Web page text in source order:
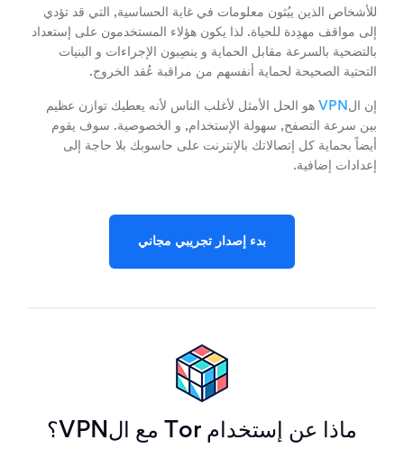
للأشخاص الذين يبُثون معلومات في غاية الحساسية, التي قد تؤدي
إلى مواقف مهدِدة للحياة. لذا يكون هؤلاء المستخدمون على إستعداد
بالتضحية بالسرعة مقابل الحماية و ينصِبون الإجراءات و البنيات
التحتية الصحيحة لحماية أنفسهم من مراقبة عُقد الخروج.
إن ال VPN هو الحل الأمثل لأغلب الناس لأنه يعطيك توازن عظيم
بين سرعة التصفح, سهولة الإستخدام, و الخصوصية. سوف يقوم
أيضاً بحماية كل إتصالاتك بالإنترنت على حاسوبك بلا حاجة إلى
إعدادات إضافية.
بدء إصدار تجريبي مجاني
ماذا عن إستخدام Tor مع الVPN؟